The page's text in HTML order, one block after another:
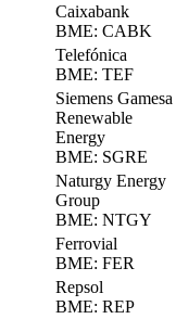
Caixabank
BME: CABK
Telefónica
BME: TEF
Siemens Gamesa
Renewable
Energy
BME: SGRE
Naturgy Energy
Group
BME: NTGY
Ferrovial
BME: FER
Repsol
BME: REP